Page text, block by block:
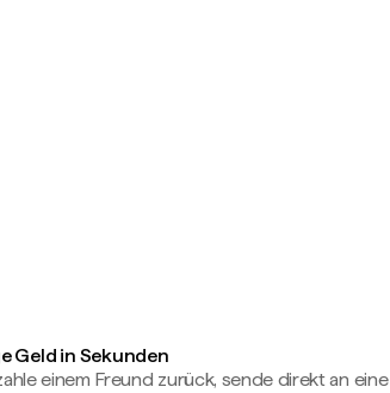
Geld in Sekunden
einem Freund zurück, sende direkt an eine